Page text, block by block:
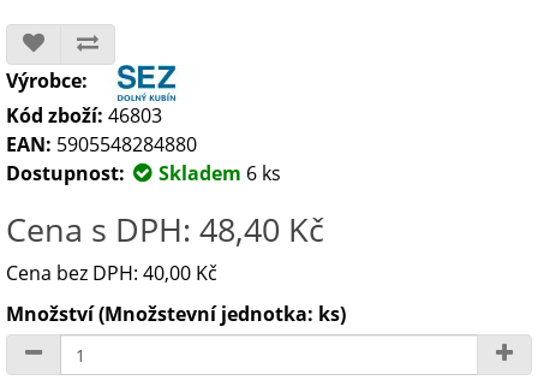
Výrobce:
Kód zboží: 46803
EAN: 5905548284880
Dostupnost:
Skladem 6 ks
Cena s DPH: 48,40 Kč
Cena bez DPH: 40,00 Kč
Množství (Množstevní jednotka: ks)